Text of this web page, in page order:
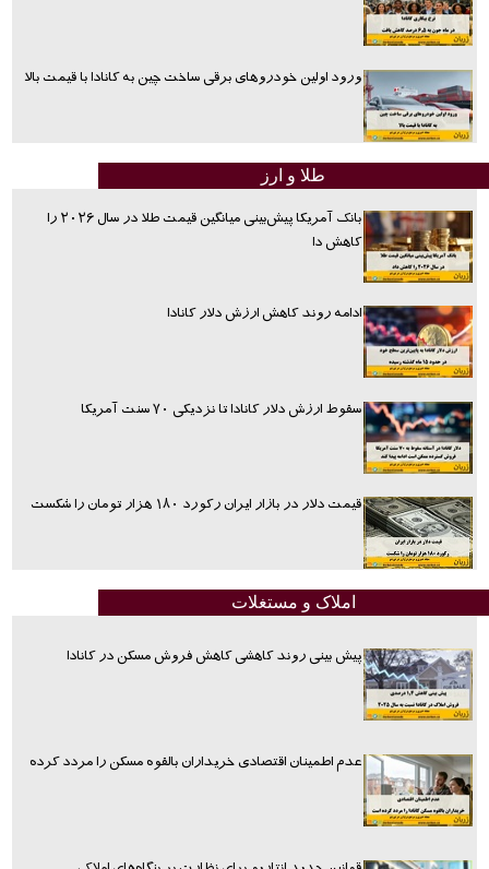
ورود اولین خودروهای برقی ساخت چین به کانادا با قیمت بالا
طلا و ارز
بانک آمریکا پیش‌بینی میانگین قیمت طلا در سال ۲۰۲۶ را
کاهش دا
ادامه روند کاهش ارزش دلار کانادا
سقوط ارزش دلار کانادا تا نزدیکی ۷۰ سنت آمریکا
قیمت دلار در بازار ایران رکورد ۱۸۰ هزار تومان را شکست
املاک و مستغلات
پیش بینی روند کاهشی کاهش فروش مسکن در کانادا
عدم اطمینان اقتصادی خریداران بالقوه مسکن را مردد کرده